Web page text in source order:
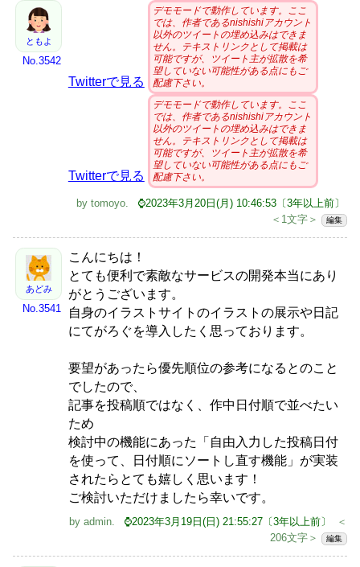
ともよ
No.3542
Twitterで見る
デモモードで動作しています。ここ
では、作者であるnishishiアカウント
以外のツイートの埋め込みはできま
せん。テキストリンクとして掲載は
可能ですが、ツイート主が拡散を希
望していない可能性がある点にもご
配慮下さい。
Twitterで見る
デモモードで動作しています。ここ
では、作者であるnishishiアカウント
以外のツイートの埋め込みはできま
せん。テキストリンクとして掲載は
可能ですが、ツイート主が拡散を希
望していない可能性がある点にもご
配慮下さい。
by tomoyo.
⌚2023年3月20日(月) 10:46:53〔3年以上前〕
＜1文字＞
編集
あどみ
No.3541
こんにちは！
とても便利で素敵なサービスの開発本当にあり
がとうございます。
自身のイラストサイトのイラストの展示や日記
にてがろぐを導入したく思っております。
要望があったら優先順位の参考になるとのこと
でしたので、
記事を投稿順ではなく、作中日付順で並べたい
ため
検討中の機能にあった「自由入力した投稿日付
を使って、日付順にソートし直す機能」が実装
されたらとても嬉しく思います！
ご検討いただけましたら幸いです。
by admin. ⌚2023年3月19日(日) 21:55:27〔3年以上前〕
＜
206文字＞
編集